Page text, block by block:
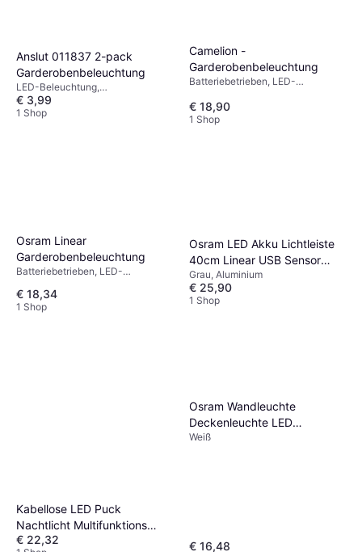
Anslut 011837 2-pack
Garderobenbeleuchtung
LED-Beleuchtung,
Batteriebetrieben, Weiß
€ 3,99
1 Shop
Camelion -
Garderobenbeleuchtung
Batteriebetrieben, LED-
Grau, Weiß, Kunststoff
€ 18,90
1 Shop
Osram Linear
Garderobenbeleuchtung
Batteriebetrieben, LED-
Aluminium, IP-Schutzart: IP20
€ 18,34
1 Shop
Osram LED Akku Lichtleiste
40cm Linear USB Sensor
Garderobenbeleuchtung
Grau, Aluminium
€ 25,90
1 Shop
Kabellose LED Puck
Nachtlicht Multifunktions
Fernbedienung
€ 22,32
Osram Wandleuchte
Deckenleuchte LED
Unterbauleuchte
Weiß
€ 16,48